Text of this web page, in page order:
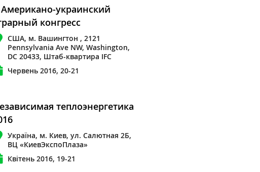
украинский
конгресс
США, м. Вашингтон , 2121
Pennsylvania Ave NW, Washington,
DC 20433, Штаб-квартира IFC
Червень 2016, 20-21
теплоэнергетика
Україна, м. Киев, ул. Салютная 2Б,
ВЦ «КиевЭкспоПлаза»
Квітень 2016, 19-21